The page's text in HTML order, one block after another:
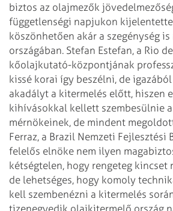
biztos az olajmezők
függetlenségi napjukon
köszönhetően akár a szegénység
országában. Stefan Estefan, a Rio
kőolajkutató-központjának
kissé korai így beszélni, de
akadályt a kitermelés előtt, hiszen
kihívásokkal kellett szembesülnie
mérnökeinek, de mindent
Ferraz, a Brazil Nemzeti Fejlesztési
felelős elnöke nem ilyen
kétségtelen, hogy rengeteg kincset
de lehetséges, hogy komoly
kell szembenézni a kitermelés
tizenegyedik olajkitermelő ország